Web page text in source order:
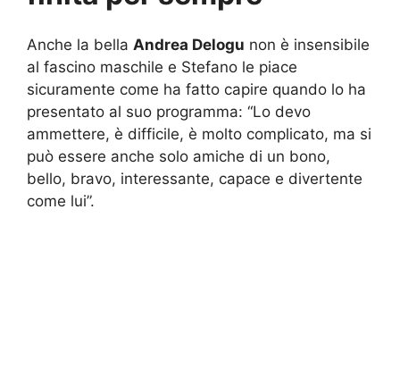
Anche la bella Andrea Delogu non è insensibile
al fascino maschile e Stefano le piace
sicuramente come ha fatto capire quando lo ha
presentato al suo programma: “Lo devo
ammettere, è difficile, è molto complicato, ma si
può essere anche solo amiche di un bono,
bello, bravo, interessante, capace e divertente
come lui”.